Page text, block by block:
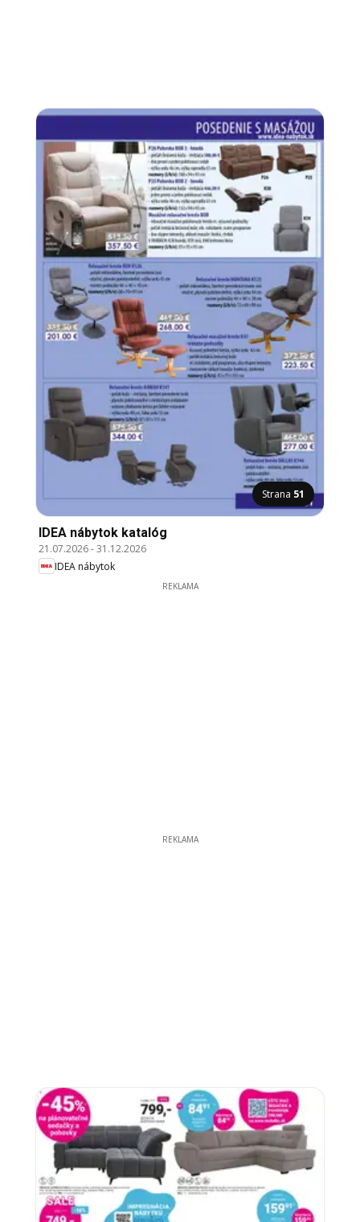
Strana 51
IDEA nábytok katalóg
21.07.2026-31.12.2026
IDEA nábytok
REKLAMA
REKLAMA